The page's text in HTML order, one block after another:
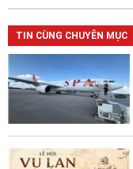
TIN CÙNG CHUYÊN MỤC